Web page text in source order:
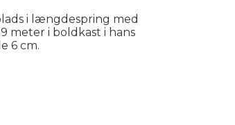
i længdespring med
meter i boldkast i hans
6 cm.